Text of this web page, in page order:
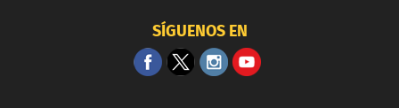
SÍGUENOS EN